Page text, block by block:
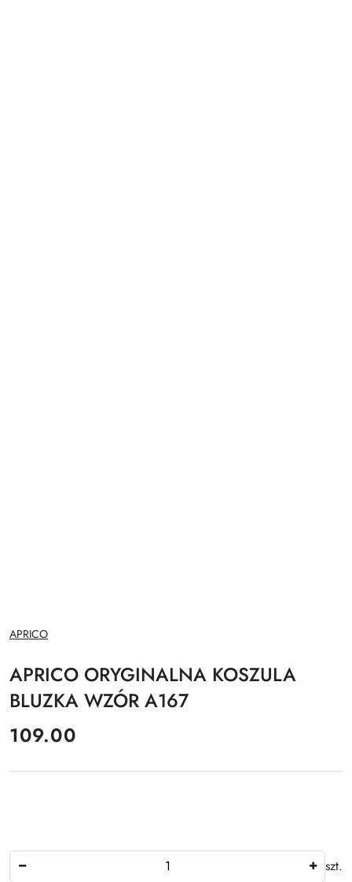
NAZWA
PRODUCENTA:
APRICO
APRICO ORYGINALNA KOSZULA
BLUZKA WZÓR A167
cena:
109.00
szt.